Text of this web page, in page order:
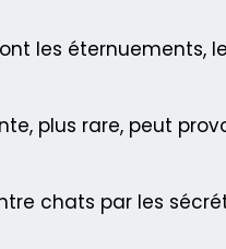
les éternuements,
plus rare, peut
chats par les